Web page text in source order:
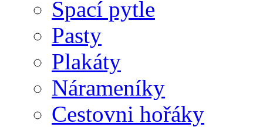
Spací pytle
Pasty
Plakáty
Nárameníky
Cestovni hořáky